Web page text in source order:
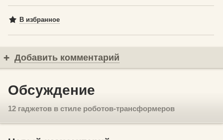
В избранное
Добавить комментарий
Обсуждение
12 гаджетов в стиле роботов-трансформеров